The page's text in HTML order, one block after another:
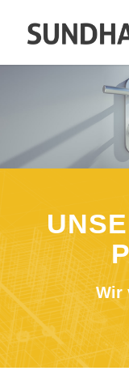
Wir